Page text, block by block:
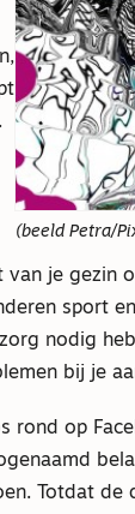
(beeld Petra/
van je gezin
sport
nodig
bij je
rond op
Totdat de